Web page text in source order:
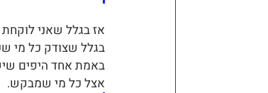
אז בגלל שאני
בגלל שצודק כל מי
באמת אחד היפים
אצל כל מי שמבקש.